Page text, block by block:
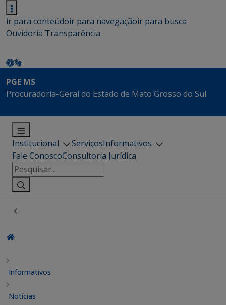
ir para conteúdoir para navegaçãoir para busca
Ouvidoria Transparência
PGE MS
Procuradoria-Geral do Estado de Mato Grosso do Sul
Institucional ServiçosInformativos
Fale ConoscoConsultoria Jurídica
Pesquisar
por:
Informativos
Notícias